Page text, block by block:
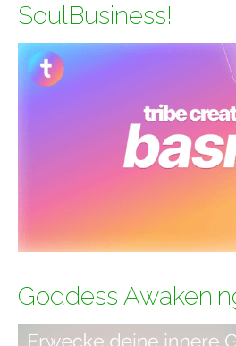
SoulBusiness!
Goddess